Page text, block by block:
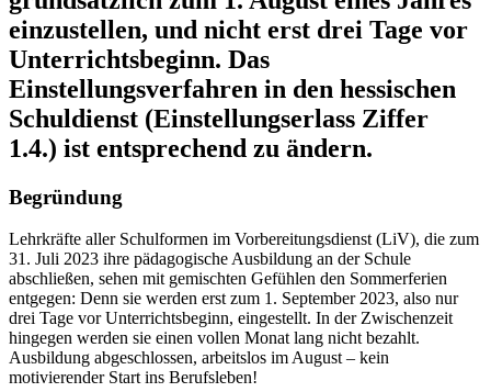
einzustellen, und nicht erst drei Tage vor
Unterrichtsbeginn. Das
Einstellungsverfahren in den hessischen
Schuldienst (Einstellungserlass Ziffer
1.4.) ist entsprechend zu ändern.
Begründung
Lehrkräfte aller Schulformen im Vorbereitungsdienst (LiV), die zum
31. Juli 2023 ihre pädagogische Ausbildung an der Schule
abschließen, sehen mit gemischten Gefühlen den Sommerferien
entgegen: Denn sie werden erst zum 1. September 2023, also nur
drei Tage vor Unterrichtsbeginn, eingestellt. In der Zwischenzeit
hingegen werden sie einen vollen Monat lang nicht bezahlt.
Ausbildung abgeschlossen, arbeitslos im August – kein
motivierender Start ins Berufsleben!